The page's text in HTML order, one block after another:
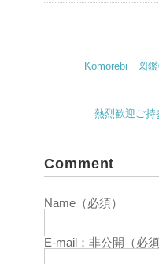
Komorebi 図
熱烈歓迎ご持
Comment
Name（必須）
E-mail：非公開（必須